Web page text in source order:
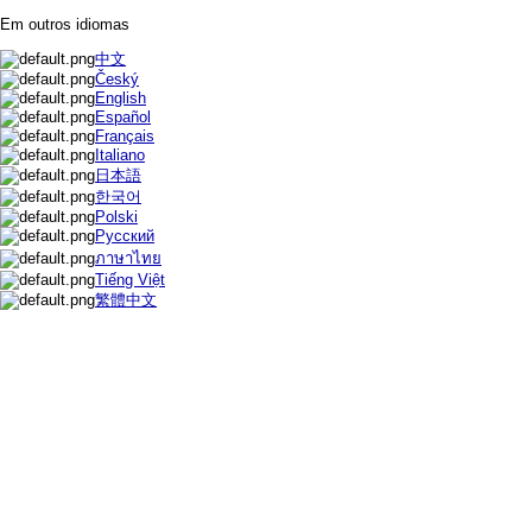
Em outros idiomas
中文
Český
English
Español
Français
Italiano
日本語
한국어
Polski
Русский
ภาษาไทย
Tiếng Việt
繁體中文